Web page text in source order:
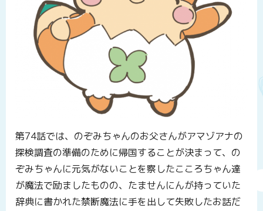
第74話では、のぞみちゃんのお父さんがアマゾアナの
探検調査の準備のために帰国することが決まって、の
ぞみちゃんに元気がないことを察したこころちゃん達
が魔法で励ましたものの、たませんにんが持っていた
辞典に書かれた禁断魔法に手を出して失敗したお話だ